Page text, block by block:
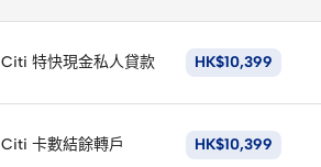
Citi 特快現金私人貸款
立
即
申
HK$10,399
Citi 卡數結餘轉戶
立
即
申
HK$10,399